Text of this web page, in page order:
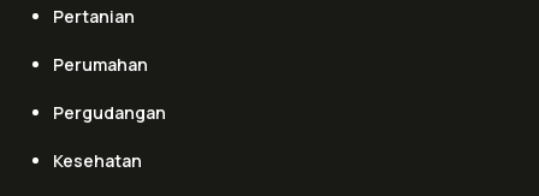
Pertanian
Perumahan
Pergudangan
Kesehatan